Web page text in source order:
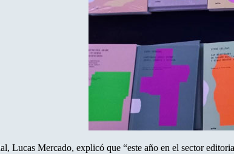
Lucas Mercado, explicó que “este año en el sector